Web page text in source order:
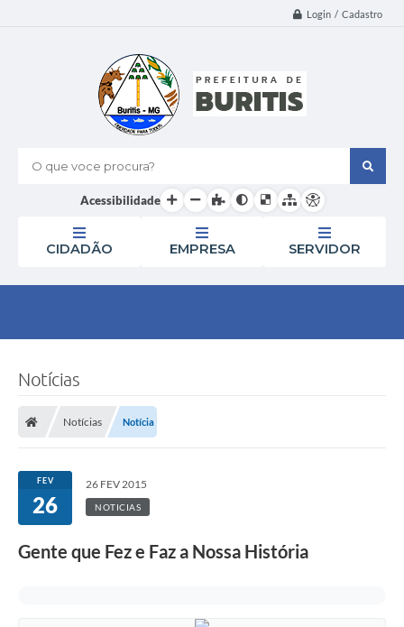
Login / Cadastro
O que voce procura?
Acessibilidade
CIDADÃO EMPRESA SERVIDOR
Notícias
Notícias Notícia
FEV
26
26 FEV 2015
NOTICIAS
Gente que Fez e Faz a Nossa História